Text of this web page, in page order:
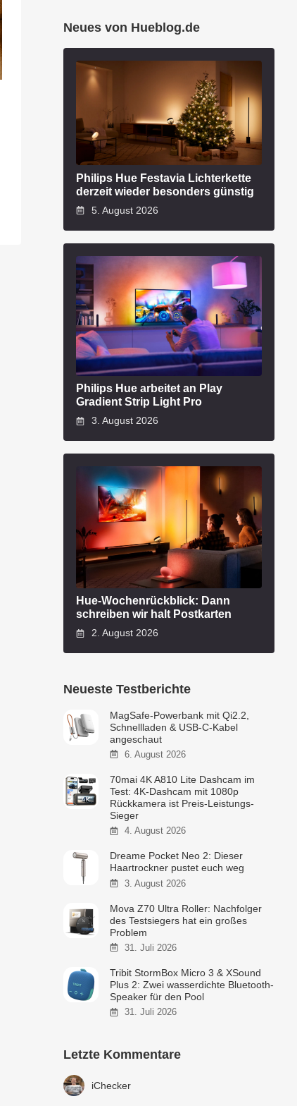
Neues von Hueblog.de
Philips Hue Festavia Lichterkette
derzeit wieder besonders günstig
5. August 2026
Philips Hue arbeitet an Play
Gradient Strip Light Pro
3. August 2026
Hue-Wochenrückblick: Dann
schreiben wir halt Postkarten
2. August 2026
Neueste Testberichte
MagSafe-Powerbank mit Qi2.2,
Schnellladen & USB-C-Kabel
angeschaut
6. August 2026
70mai 4K A810 Lite Dashcam im
Test: 4K-Dashcam mit 1080p
Rückkamera ist Preis-Leistungs-
Sieger
4. August 2026
Dreame Pocket Neo 2: Dieser
Haartrockner pustet euch weg
3. August 2026
Mova Z70 Ultra Roller: Nachfolger
des Testsiegers hat ein großes
Problem
31. Juli 2026
Tribit StormBox Micro 3 & XSound
Plus 2: Zwei wasserdichte Bluetooth-
Speaker für den Pool
31. Juli 2026
Letzte Kommentare
iChecker